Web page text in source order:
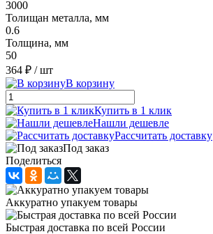
3000
Толищан металла, мм
0.6
Толщина, мм
50
364 ₽ / шт
В корзину
Купить в 1 клик
Нашли дешевле
Рассчитать доставку
Под заказ
Поделиться
Аккуратно упакуем товары
Быстрая доставка по всей России